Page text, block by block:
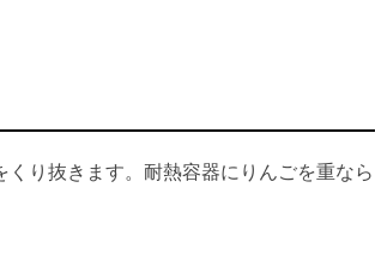
り抜きます。耐熱容器にりんごを重なら